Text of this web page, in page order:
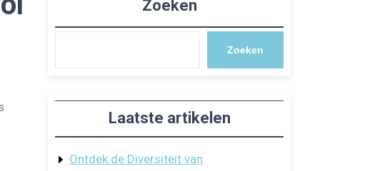
Zoeken
Zoeken
Laatste artikelen
Ontdek de Diversiteit van